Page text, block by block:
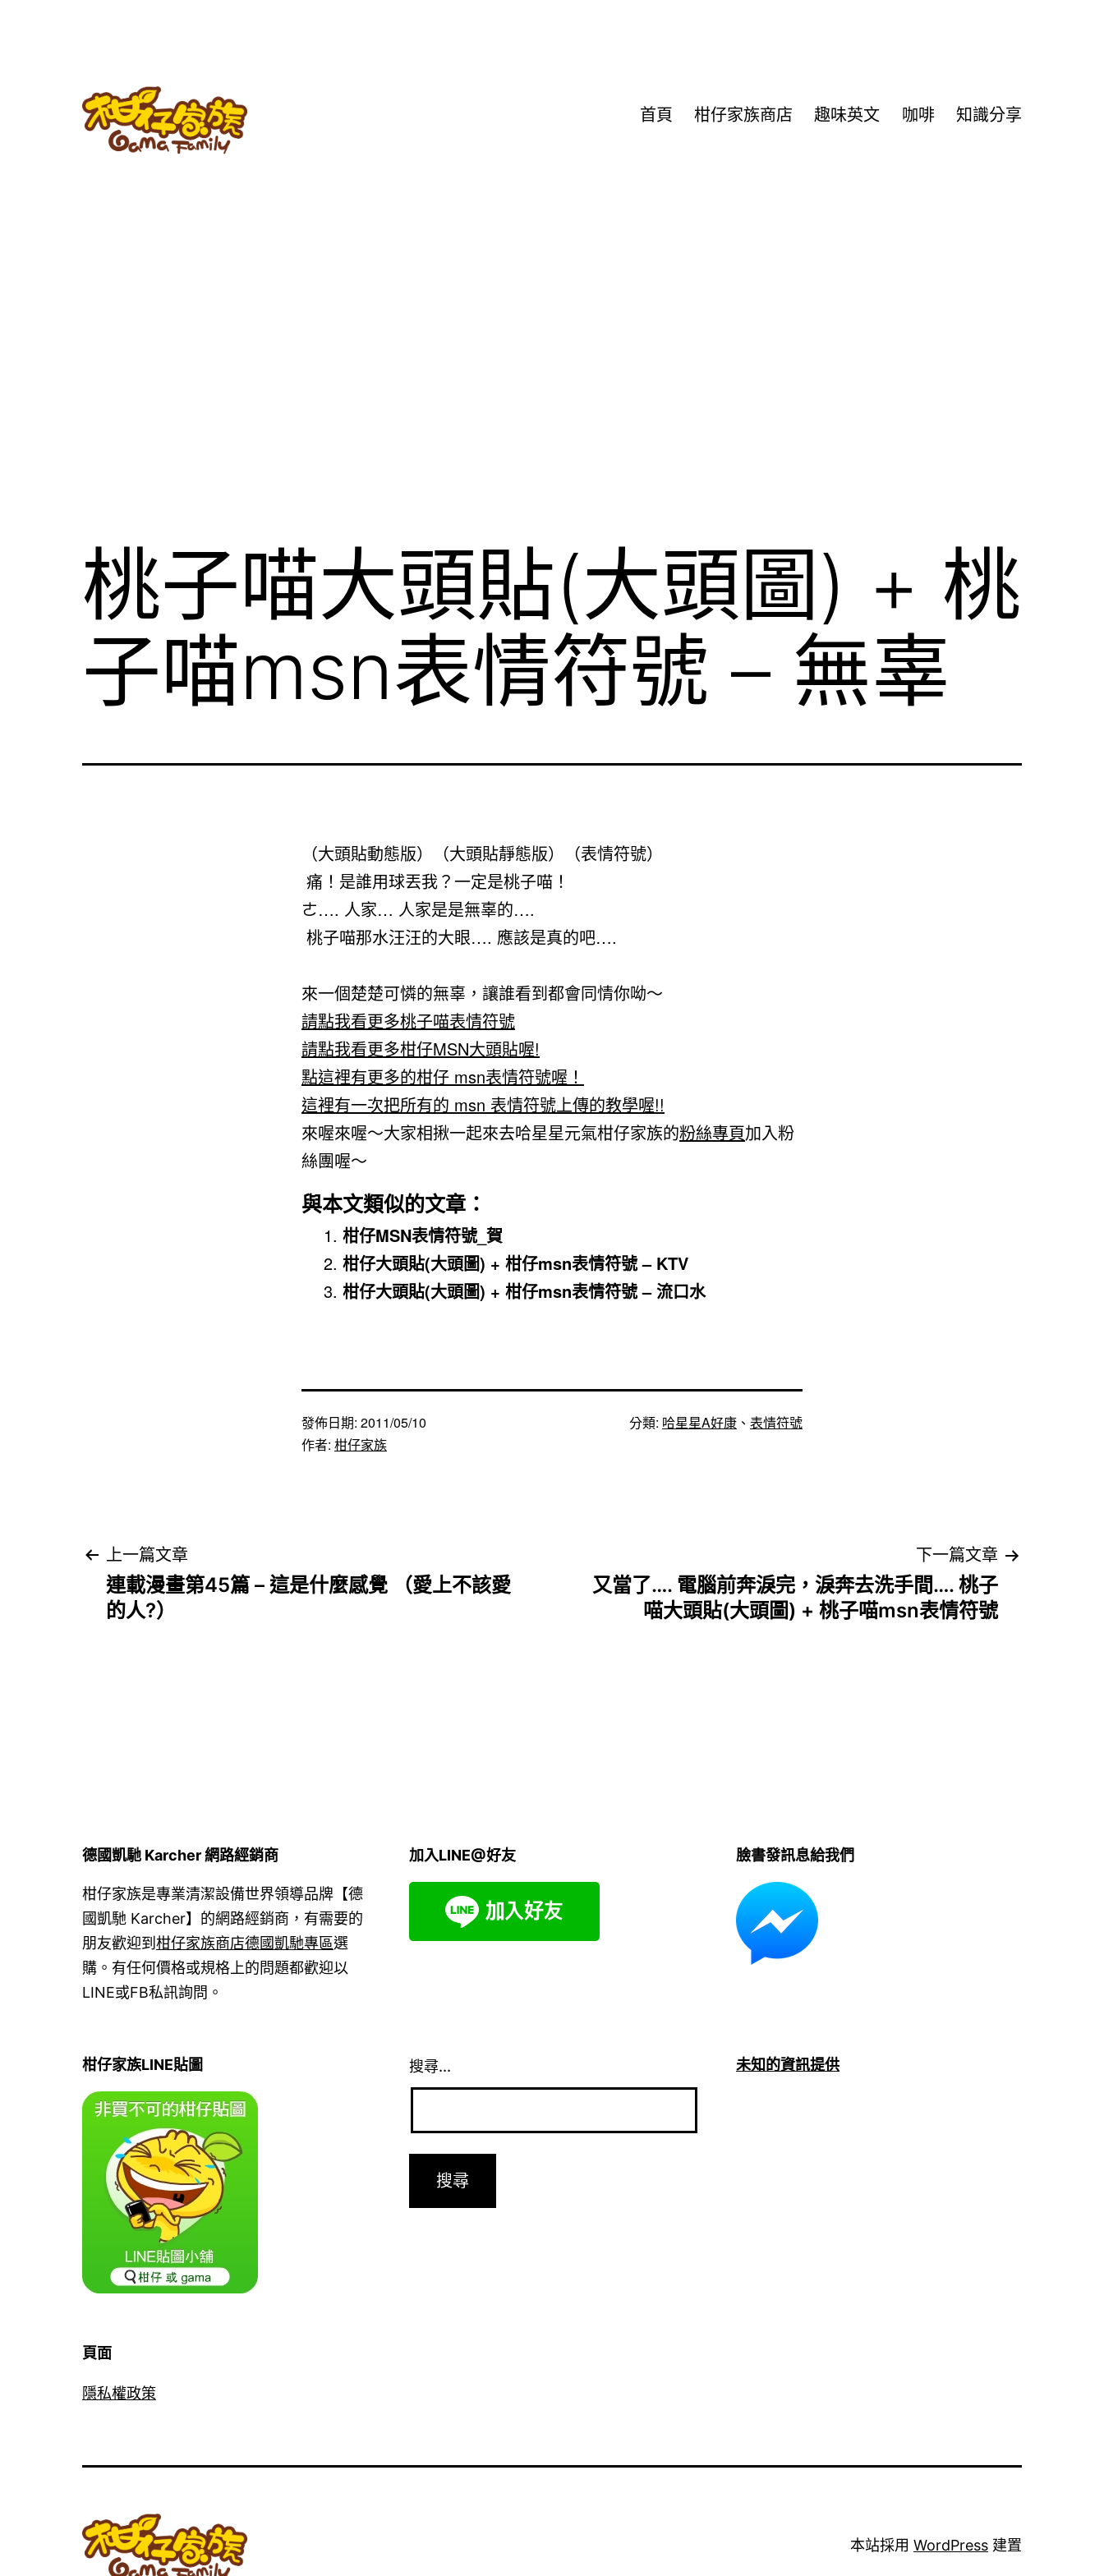
首頁 柑仔家族商店 趣味英文 咖啡 知識分享
桃子喵大頭貼(大頭圖) + 桃
子喵msn表情符號 – 無辜
（大頭貼動態版） （大頭貼靜態版）
（表情符號）
痛！是誰用球丟我？一定是桃子喵！
ㄜ…. 人家… 人家是是無辜的….
桃子喵那水汪汪的大眼…. 應該是真的吧….
來一個楚楚可憐的無辜，讓誰看到都會同情你呦～
請點我看更多桃子喵表情符號
請點我看更多柑仔MSN大頭貼喔!
點這裡有更多的柑仔 msn表情符號喔！
這裡有一次把所有的 msn 表情符號上傳的教學喔!!
來喔來喔～大家相揪一起來去哈星星元氣柑仔家族的粉絲專頁加入粉
絲團喔～
與本文類似的文章：
柑仔MSN表情符號_賀
柑仔大頭貼(大頭圖) + 柑仔msn表情符號 – KTV
柑仔大頭貼(大頭圖) + 柑仔msn表情符號 – 流口水
發佈日期: 2011/05/10
作者: 柑仔家族
分類: 哈星星A好康 、 表情符號
文
章
上一篇文章
連載漫畫第45篇 – 這是什麼感覺 （愛上不該愛
的人?）
下一篇文章
又當了…. 電腦前奔淚完，淚奔去洗手間…. 桃子
喵大頭貼(大頭圖) + 桃子喵msn表情符號
德國凱馳 Karcher 網路經銷商
柑仔家族是專業清潔設備世界領導品牌【德
國凱馳 Karcher】的網路經銷商，有需要的
朋友歡迎到 柑仔家族商店德國凱馳專區選
購。有任何價格或規格上的問題都歡迎以
LINE或FB私訊詢問。
加入LINE@好友 臉書發訊息給我們
柑仔家族LINE貼圖 搜尋... 未知的資訊提供
頁面
隱私權政策
本站採用 WordPress 建置